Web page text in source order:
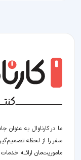
ما در کارناوال به عنوان
سفر را از لحظه‌
ماموریت‌مان اراﺋــﻪ